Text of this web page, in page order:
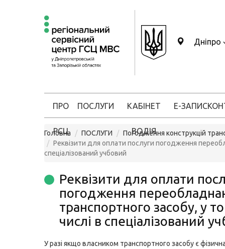
Дніпро
ПРО
РСЦ
ПОСЛУГИ КАБІНЕТ
ВОДІЯ
Е-ЗАПИС
Головна ПОСЛУГИ
Погодження конструкцій
Реквізити для оплати послуги погодження
спеціалізований учбовий
Реквізити для оплати
погодження
транспортного засобу, у
числі в спеціалізований
У разі якщо власником транспортного засобу є